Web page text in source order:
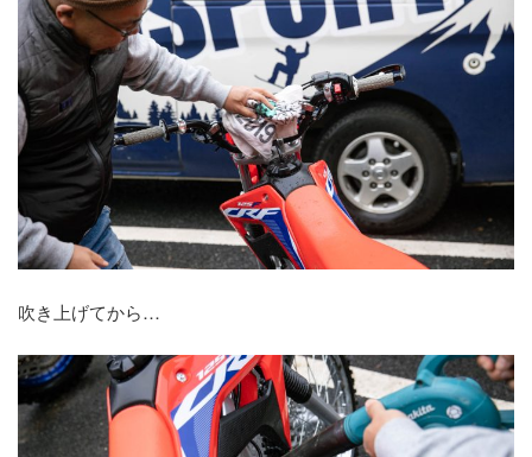
吹き上げてから…